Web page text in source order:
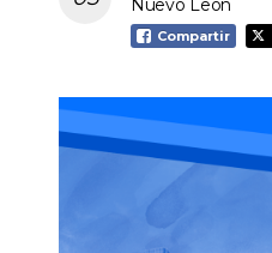
Nuevo León
Compartir